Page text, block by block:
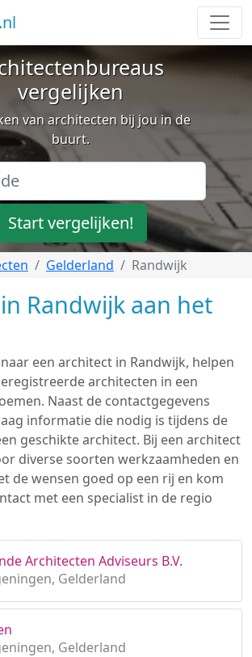
vergelijken
van architecten bij jou in de
buurt.
Start vergelijken!
Gelderland Randwijk
Randwijk aan het
een architect in Randwijk, helpen
architecten in een
Naast de contactgegevens
informatie die nodig is tijdens de
geschikte architect. Bij een architect
diverse soorten werkzaamheden en
de wensen goed op een rij en kom
met een specialist in de regio
Architecten Adviseurs B.V.
Gelderland
Gelderland